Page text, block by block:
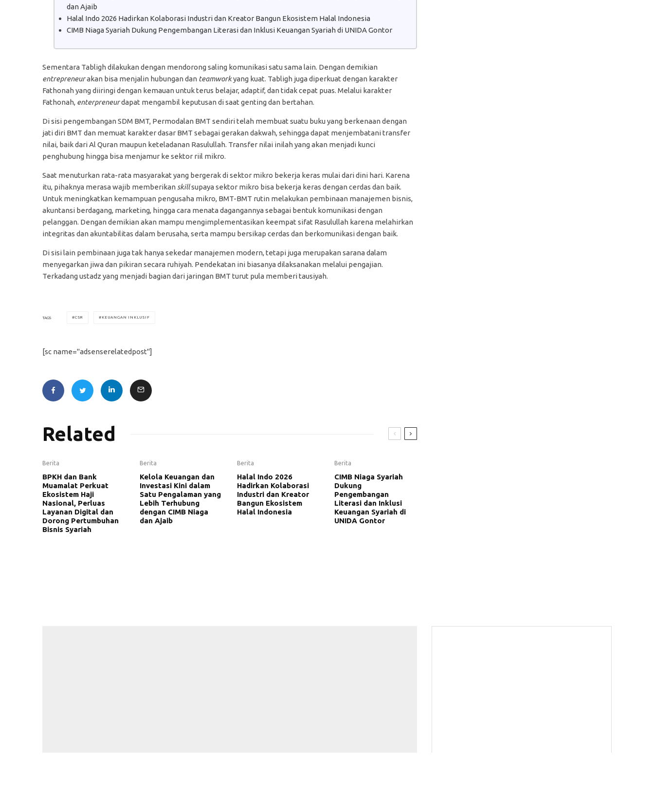
dan Ajaib
Halal Indo 2026 Hadirkan Kolaborasi Industri dan Kreator Bangun Ekosistem Halal Indonesia
CIMB Niaga Syariah Dukung Pengembangan Literasi dan Inklusi Keuangan Syariah di UNIDA Gontor
Sementara Tabligh dilakukan dengan mendorong saling komunikasi satu sama lain. Dengan demikian
entrepreneurakan bisa menjalin hubungan dan teamworkyang kuat. Tabligh juga diperkuat dengan karakter
Fathonah yang diiringi dengan kemauan untuk terus belajar, adaptif, dan tidak cepat puas. Melalui karakter
Fathonah, enterpreneurdapat mengambil keputusan di saat genting dan bertahan.
Di sisi pengembangan SDM BMT, Permodalan BMT sendiri telah membuat suatu buku yang berkenaan dengan
jati diri BMT dan memuat karakter dasar BMT sebagai gerakan dakwah, sehingga dapat menjembatani transfer
nilai, baik dari Al Quran maupun keteladanan Rasulullah. Transfer nilai inilah yang akan menjadi kunci
penghubung hingga bisa menjamur ke sektor riil mikro.
Saat menuturkan rata-rata masyarakat yang bergerak di sektor mikro bekerja keras mulai dari dini hari. Karena
itu, pihaknya merasa wajib memberikan skillsupaya sektor mikro bisa bekerja keras dengan cerdas dan baik.
Untuk meningkatkan kemampuan pengusaha mikro, BMT-BMT rutin melakukan pembinaan manajemen bisnis,
akuntansi berdagang, marketing, hingga cara menata dagangannya sebagai bentuk komunikasi dengan
pelanggan. Dengan demikian akan mampu mengimplementasikan keempat sifat Rasulullah karena melahirkan
integritas dan akuntabilitas dalam berusaha, serta mampu bersikap cerdas dan berkomunikasi dengan baik.
Di sisi lain pembinaan juga tak hanya sekedar manajemen modern, tetapi juga merupakan sarana dalam
menyegarkan jiwa dan pikiran secara ruhiyah. Pendekatan ini biasanya dilaksanakan melalui pengajian.
Terkadang ustadz yang menjadi bagian dari jaringan BMT turut pula memberi tausiyah.
TAGS CSR KEUANGAN INKLUSIF
[sc name="adsenserelatedpost"]
Related
Berita
BPKH dan Bank
Muamalat Perkuat
Ekosistem Haji
Nasional, Perluas
Layanan Digital dan
Dorong Pertumbuhan
Bisnis Syariah
Berita
Kelola Keuangan dan
Investasi Kini dalam
Satu Pengalaman yang
Lebih Terhubung
dengan CIMB Niaga
dan Ajaib
Berita
Halal Indo 2026
Hadirkan Kolaborasi
Industri dan Kreator
Bangun Ekosistem
Halal Indonesia
Berita
CIMB Niaga Syariah
Dukung
Pengembangan
Literasi dan Inklusi
Keuangan Syariah di
UNIDA Gontor